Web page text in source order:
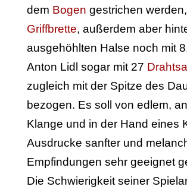
dem Bogen gestrichen
Griffbrette, außerdem aber
ausgehöhlten Halse noch mit
Anton Lidl sogar mit 27
zugleich mit der Spitze des
bezogen. Es soll von edlem,
Klange und in der Hand eines
Ausdrucke sanfter und
Empfindungen sehr geeignet
Die Schwierigkeit seiner